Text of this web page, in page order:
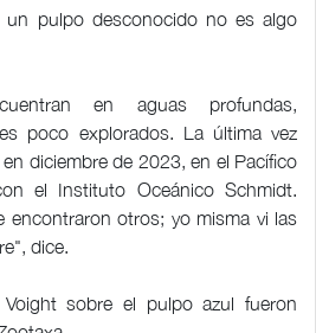
un pulpo desconocido no es algo
en aguas profundas,
poco explorados. La última vez
diciembre de 2023, en el Pacífico
el Instituto Oceánico Schmidt.
encontraron otros; yo misma vi las
dice.
sobre el pulpo azul fueron